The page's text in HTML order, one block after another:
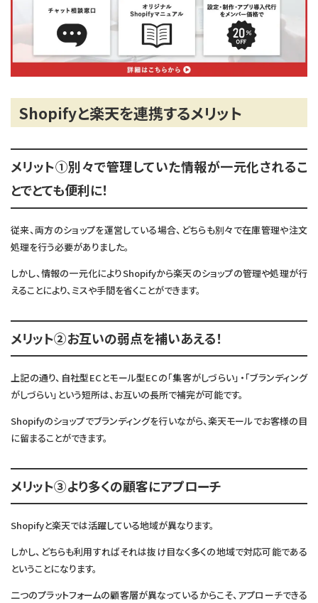
Shopifyと楽天を連携するメリット
メリット①別々で管理していた情報が一元化されるこ
とでとても便利に！
従来、両方のショップを運営している場合、どちらも別々で在庫管理や注文
処理を行う必要がありました。
しかし、情報の一元化によりShopifyから楽天のショップの管理や処理が行
えることにより、ミスや手間を省くことができます。
メリット②お互いの弱点を補いあえる！
上記の通り、自社型ECとモール型ECの「集客がしづらい」・「ブランディング
がしづらい」という短所は、お互いの長所で補完が可能です。
Shopifyのショップでブランディングを行いながら、楽天モールでお客様の目
に留まることができます。
メリット③より多くの顧客にアプローチ
Shopifyと楽天では活躍している地域が異なります。
しかし、どちらも利用すればそれは抜け目なく多くの地域で対応可能である
ということになります。
二つのプラットフォームの顧客層が異なっているからこそ、アプローチできる